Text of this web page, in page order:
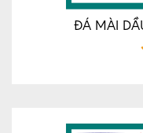
ĐÁ MÀI